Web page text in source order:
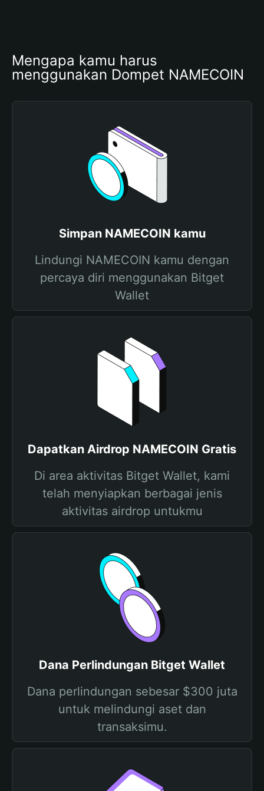
Mengapa kamu harus
menggunakan Dompet NAMECOIN
Simpan NAMECOIN kamu
Lindungi NAMECOIN kamu dengan
percaya diri menggunakan Bitget
Wallet
Dapatkan Airdrop NAMECOIN Gratis
Di area aktivitas Bitget Wallet, kami
telah menyiapkan berbagai jenis
aktivitas airdrop untukmu
Dana Perlindungan Bitget Wallet
Dana perlindungan sebesar $300 juta
untuk melindungi aset dan
transaksimu.